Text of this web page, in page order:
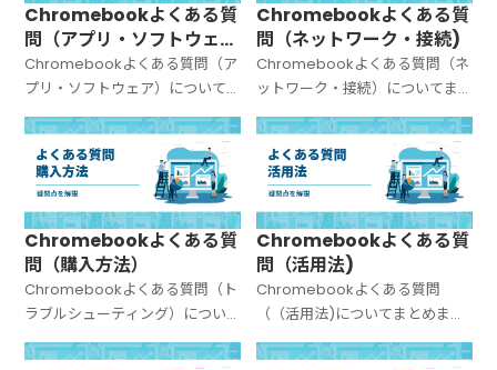
Chromebookよくある質
問（アプリ・ソフトウェ
ア）
Chromebookよくある質問（ア
プリ・ソフトウェア）について
まとめました。
Chromebookよくある質
問（ネットワーク・接続)
Chromebookよくある質問（ネ
ットワーク・接続）についてま
とめました。
Chromebookよくある質
問（購入方法）
Chromebookよくある質問（ト
ラブルシューティング）につい
てまとめました。
Chromebookよくある質
問（活用法)
Chromebookよくある質問
（（活用法)についてまとめまし
た。